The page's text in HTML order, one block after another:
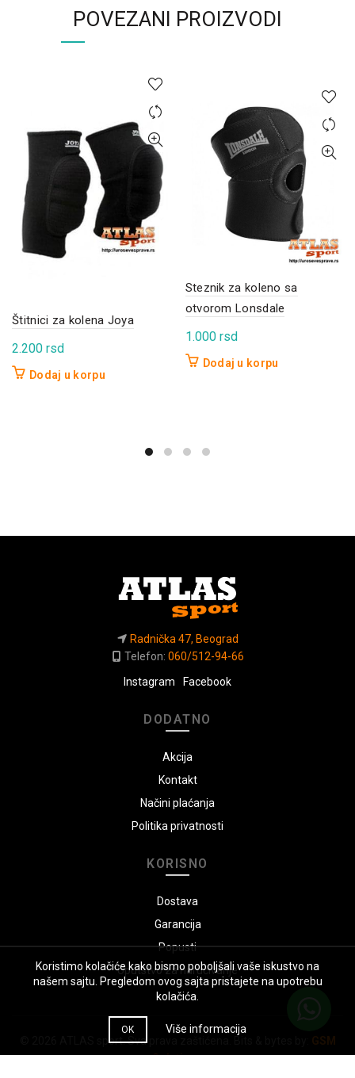
POVEZANI PROIZVODI
Štitnici za kolena Joya
2.200 rsd
Dodaj u korpu
Steznik za koleno sa
otvorom Lonsdale
1.000 rsd
Dodaj u korpu
Radnička 47, Beograd
Telefon: 060/512-94-66
Instagram
Facebook
DODATNO
Akcija
Kontakt
Načini plaćanja
Politika privatnosti
KORISNO
Dostava
Garancija
Popusti
Uputstvo za naručivanje
ATLAS sport. Sva prava zaštićena. Bits & bytes by: GSM
Solutions
Koristimo kolačiće kako bismo poboljšali vaše iskustvo na
našem sajtu. Pregledom ovog sajta pristajete na upotrebu
kolačića.
OK Više informacija